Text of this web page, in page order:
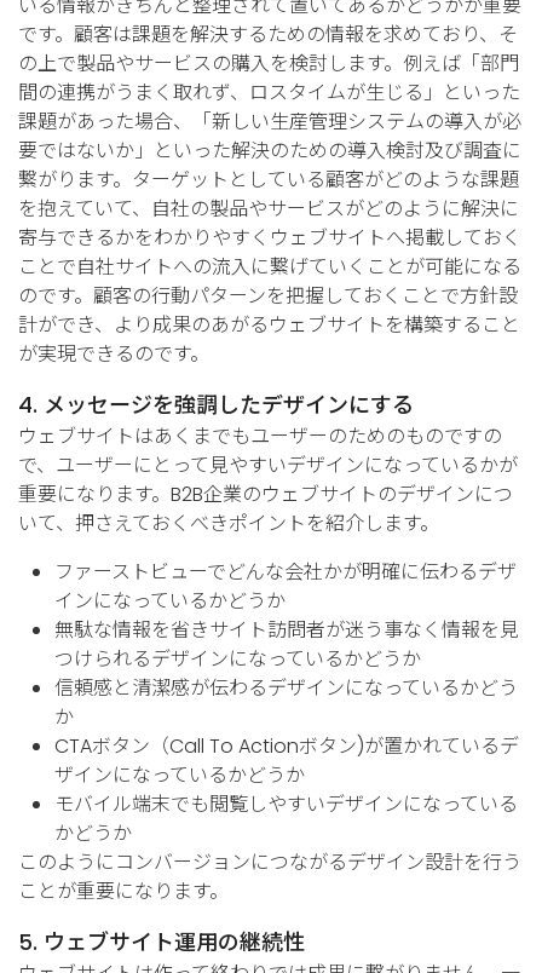
です。顧客は課題を解決するための情報を求めており、そ
の上で製品やサービスの購入を検討します。例えば「部門
間の連携がうまく取れず、ロスタイムが生じる」といった
課題があった場合、「新しい生産管理システムの導入が必
要ではないか」といった解決のための導入検討及び調査に
繋がります。ターゲットとしている顧客がどのような課題
を抱えていて、自社の製品やサービスがどのように解決に
寄与できるかをわかりやすくウェブサイトへ掲載しておく
ことで自社サイトへの流入に繋げていくことが可能になる
のです。顧客の行動パターンを把握しておくことで方針設
計ができ、より成果のあがるウェブサイトを構築すること
が実現できるのです。
4. メッセージを強調したデザインにする
ウェブサイトはあくまでもユーザーのためのものですの
で、ユーザーにとって見やすいデザインになっているかが
重要になります。B2B企業のウェブサイトのデザインにつ
いて、押さえておくべきポイントを紹介します。
ファーストビューでどんな会社かが明確に伝わるデザ
インになっているかどうか
無駄な情報を省きサイト訪問者が迷う事なく情報を見
つけられるデザインになっているかどうか
信頼感と清潔感が伝わるデザインになっているかどう
か
CTAボタン（Call To Actionボタン)が置かれているデ
ザインになっているかどうか
モバイル端末でも閲覧しやすいデザインになっている
かどうか
このようにコンバージョンにつながるデザイン設計を行う
ことが重要になります。
5. ウェブサイト運用の継続性